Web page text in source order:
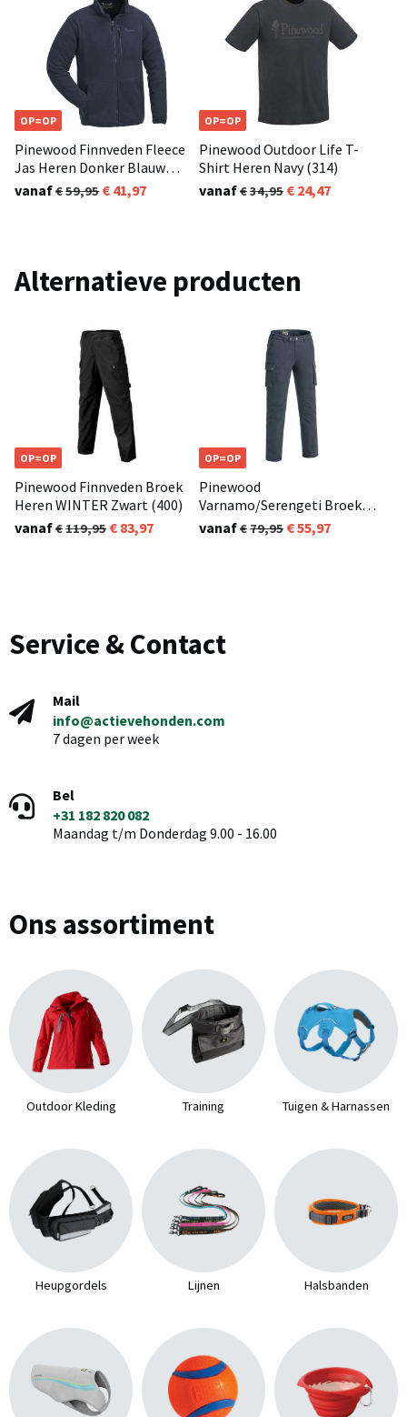
OP=OP
Pinewood Finnveden Fleece
Jas Heren Donker Blauw
(314)
vanaf 59,95 41,97
OP=OP
Pinewood Outdoor Life T-
Shirt Heren Navy (314)
vanaf
34,95 24,47
Alternatieve producten
OP=OP
Pinewood Finnveden Broek
Heren WINTER Zwart (400)
vanaf
119,95 83,97
OP=OP
Pinewood
Varnamo/Serengeti Broek
Heren Donker Blauw (314)
vanaf 79,95 55,97
Service & Contact
Mail
info@actievehonden.com
7 dagen per week
Bel
+31 182 820 082
Maandag t/m Donderdag 9.00 - 16.00
Ons assortiment
Outdoor Kleding Training Tuigen & Harnassen
Heupgordels Lijnen Halsbanden